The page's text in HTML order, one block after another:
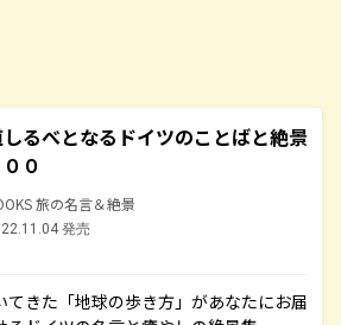
るべとなるドイツのことばと絶景
０
旅の名言＆絶景
発売
てきた「地球の歩き方」があなたにお届